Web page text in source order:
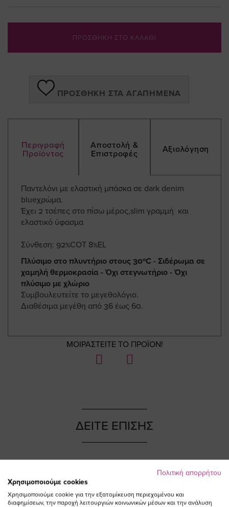
ΠΡΟΣΘΗΚΗ ΣΤΟ ΚΑΛΑΘΙ
ΠΡΟΣΘΉΚΗ ΣΤΑ ΑΓΑΠΗΜΈΝΑ
Περιγραφή
Προϊόντος
Αποστολή &
Επιστροφές
Αξιολόγηση
Παντελόνι με ελαστική μπάσκα σε dark denim
blueχρώμα.
Έχει 2 τσέπες στο πίσω μέρος,slim γραμμή και
ελαστικό ύφασμα
Σύνθεση: 92%COT 8%EL
Πλύσιμο στο πλυντήριο στους 30ºC - Σιδέρωμα σε
χαμηλή θερμοκρασία - Όχι στεγνωτήριο - Όχι
πλύσιμο με χλώριο
Συμβουλευτείτε το μεγεθολόγιο.
Διαθέσιμα μεγέθη από 36 έως 60.
ΜΟΙΡΑΣΤΕΙΤΕ ΤΟ ΠΡΟΪΟΝ!
NEW IN
ΔΕΙΤΕ ΕΠΙΣΗΣ
Πολιτική απορρήτου
Χρησιμοποιούμε cookies
Χρησιμοποιούμε cookie για την εξατομίκευση περιεχομένου και
διαφημίσεων, την παροχή λειτουργιών κοινωνικών μέσων και την ανάλυση